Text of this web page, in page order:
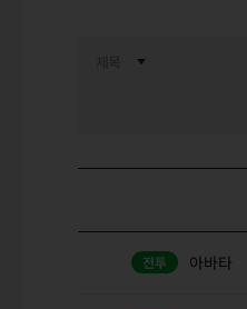
아바타